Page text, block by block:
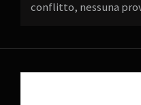
conflitto, nessuna